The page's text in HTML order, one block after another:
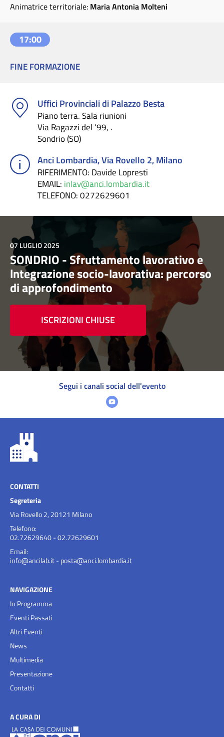
Animatrice territoriale: Maria Antonia Molteni
17:00
FINE FORMAZIONE
Uffici Provinciali di Palazzo Besta
Piano terra. Sala riunioni
Via Ragazzi del '99, .
Sondrio (SO)
Anci Lombardia, Via Rovello 2, Milano
RIFERIMENTO: Davide Lopresti
EMAIL: inlav@anci.lombardia.it
TELEFONO: 0272629601
07 LUGLIO 2025
SONDRIO - Sfruttamento lavorativo e
lntegrazione socio-lavorativa: percorso
di approfondimento
ISCRIZIONI CHIUSE
Segui i canali social dell'evento
CONTATTI
Segreteria
Via Rovello 2, 20121 Milano
Telefono:
02.72629640 - 02.72629601
Email:
info@ancilab.it- posta@anci.lombardia.it
NAVIGAZIONE
In Programma
Eventi Passati
Altri Eventi
News
Multimedia
Presentazione
Contatti
A CURA DI